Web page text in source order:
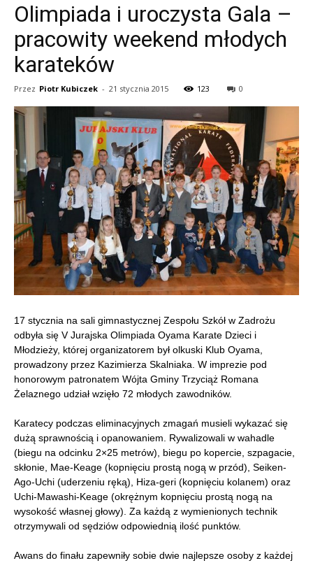
Olimpiada i uroczysta Gala –
pracowity weekend młodych
karateków
Przez Piotr Kubiczek - 21 stycznia 2015 123 0
17 stycznia na sali gimnastycznej Zespołu Szkół w Zadrożu
odbyła się V Jurajska Olimpiada Oyama Karate Dzieci i
Młodzieży, której organizatorem był olkuski Klub Oyama,
prowadzony przez Kazimierza Skalniaka. W imprezie pod
honorowym patronatem Wójta Gminy Trzyciąż Romana
Żelaznego udział wzięło 72 młodych zawodników.
Karatecy podczas eliminacyjnych zmagań musieli wykazać się
dużą sprawnością i opanowaniem. Rywalizowali w wahadle
(biegu na odcinku 2×25 metrów), biegu po kopercie, szpagacie,
skłonie, Mae-Keage (kopnięciu prostą nogą w przód), Seiken-
Ago-Uchi (uderzeniu ręką), Hiza-geri (kopnięciu kolanem) oraz
Uchi-Mawashi-Keage (okrężnym kopnięciu prostą nogą na
wysokość własnej głowy). Za każdą z wymienionych technik
otrzymywali od sędziów odpowiednią ilość punktów.
Awans do finału zapewniły sobie dwie najlepsze osoby z każdej